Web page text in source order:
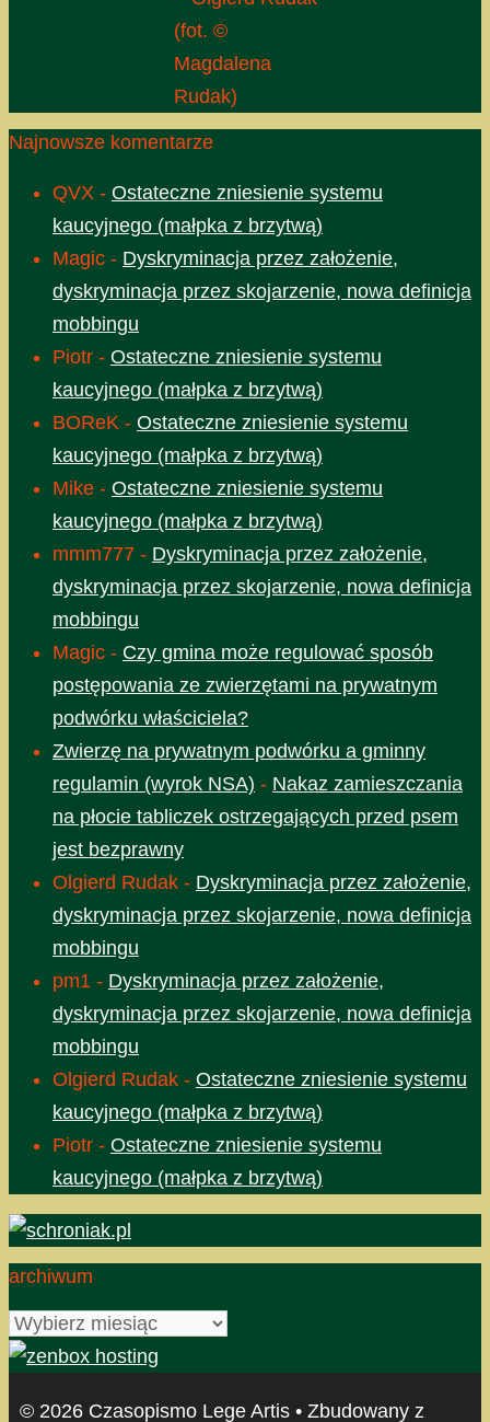
(fot. ©
Magdalena
Rudak)
Najnowsze komentarze
QVX - Ostateczne zniesienie systemu
kaucyjnego (małpka z brzytwą)
Magic - Dyskryminacja przez założenie,
dyskryminacja przez skojarzenie, nowa definicja
mobbingu
Piotr - Ostateczne zniesienie systemu
kaucyjnego (małpka z brzytwą)
BOReK - Ostateczne zniesienie systemu
kaucyjnego (małpka z brzytwą)
Mike - Ostateczne zniesienie systemu
kaucyjnego (małpka z brzytwą)
mmm777 - Dyskryminacja przez założenie,
dyskryminacja przez skojarzenie, nowa definicja
mobbingu
Magic - Czy gmina może regulować sposób
postępowania ze zwierzętami na prywatnym
podwórku właściciela?
Zwierzę na prywatnym podwórku a gminny
regulamin (wyrok NSA) - Nakaz zamieszczania
na płocie tabliczek ostrzegających przed psem
jest bezprawny
Olgierd Rudak - Dyskryminacja przez założenie,
dyskryminacja przez skojarzenie, nowa definicja
mobbingu
pm1 - Dyskryminacja przez założenie,
dyskryminacja przez skojarzenie, nowa definicja
mobbingu
Olgierd Rudak - Ostateczne zniesienie systemu
kaucyjnego (małpka z brzytwą)
Piotr - Ostateczne zniesienie systemu
kaucyjnego (małpka z brzytwą)
archiwum
archiwum
© 2026 Czasopismo Lege Artis • Zbudowany z